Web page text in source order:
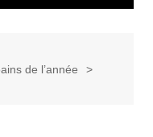
de l’année